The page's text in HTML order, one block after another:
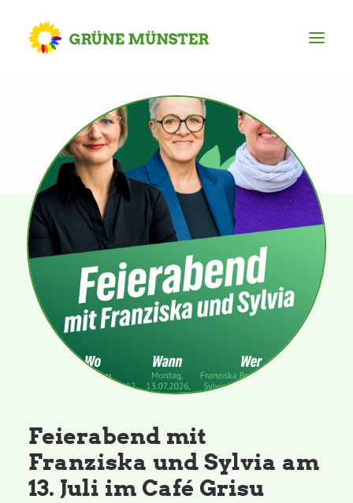
Partei
Kreisvorstand
Kreisgeschäftsstelle
Mitgliederversammlung
Ortsverbände
Kommissionen
Grünes Zentrum
Feierabend mit
Franziska und Sylvia am
13. Juli im Café Grisu